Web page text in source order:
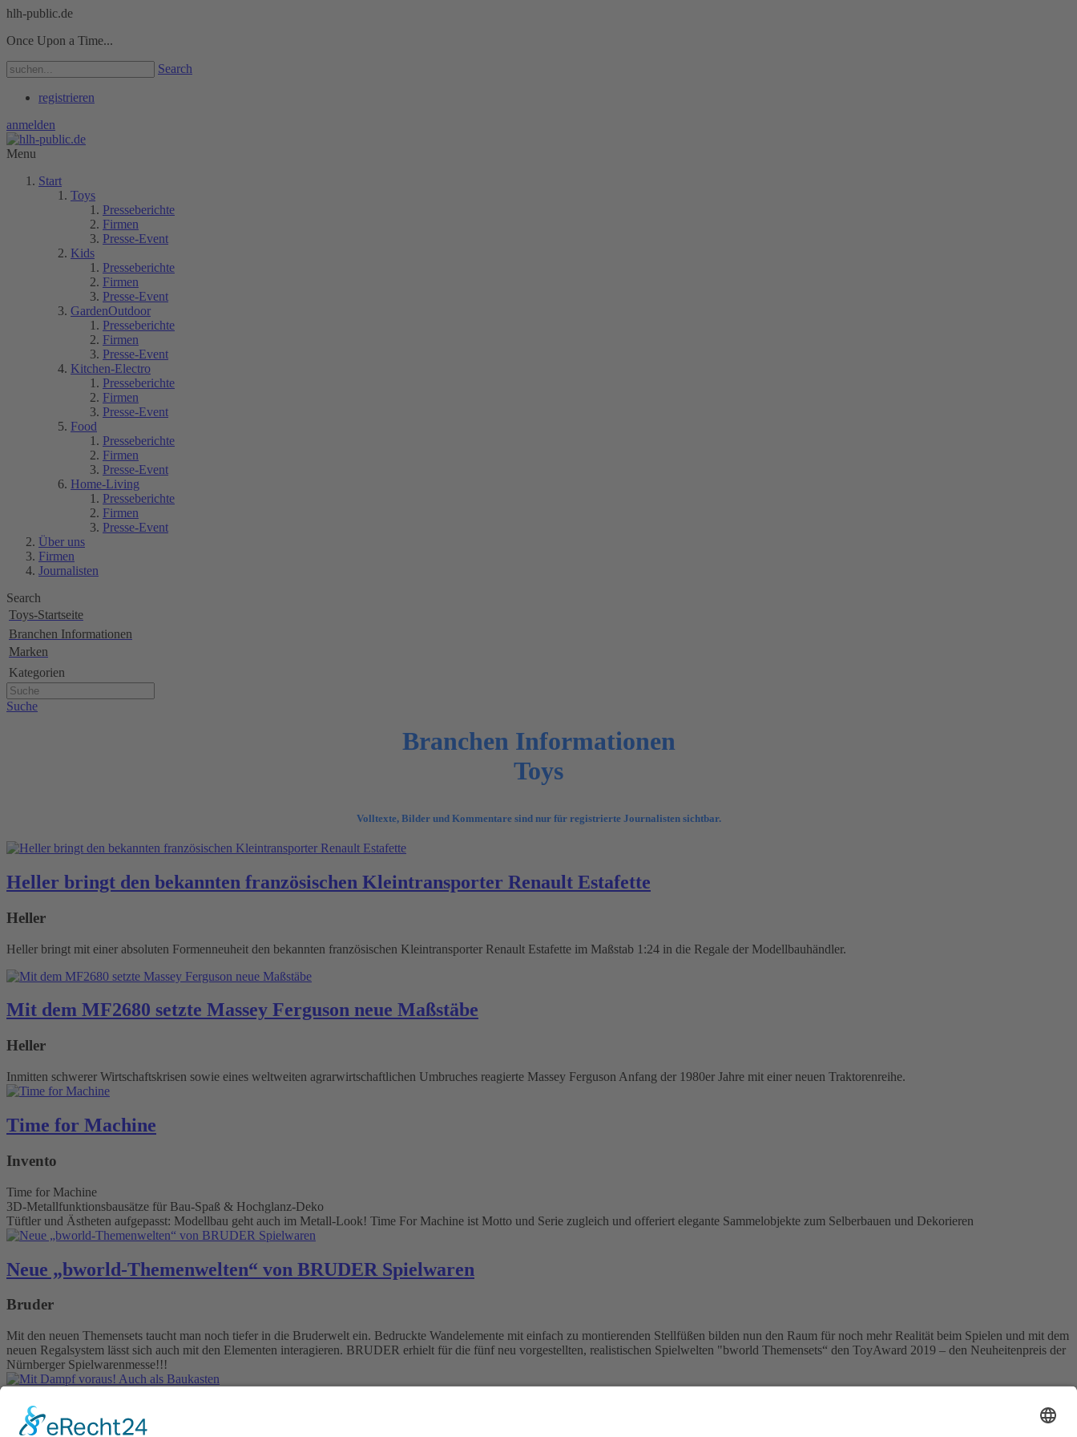
hlh-public.de
Once Upon a Time...
Search
registrieren
anmelden
Menu
Start
Toys
Presseberichte
Firmen
Presse-Event
Kids
Presseberichte
Firmen
Presse-Event
GardenOutdoor
Presseberichte
Firmen
Presse-Event
Kitchen-Electro
Presseberichte
Firmen
Presse-Event
Food
Presseberichte
Firmen
Presse-Event
Home-Living
Presseberichte
Firmen
Presse-Event
Über uns
Firmen
Journalisten
Search
Toys-Startseite
Branchen Informationen
Marken
Kategorien
Suche
Branchen Informationen
Toys
Volltexte, Bilder und Kommentare sind nur für registrierte Journalisten sichtbar.
Heller bringt den bekannten französischen Kleintransporter Renault Estafette
Heller
Heller bringt mit einer absoluten Formenneuheit den bekannten französischen Kleintransporter Renault Estafette im Maßstab 1:24 in die Regale der Modellbauhändler.
Mit dem MF2680 setzte Massey Ferguson neue Maßstäbe
Heller
Inmitten schwerer Wirtschaftskrisen sowie eines weltweiten agrarwirtschaftlichen Umbruches reagierte Massey Ferguson Anfang der 1980er Jahre mit einer neuen Traktorenreihe.
Time for Machine
Invento
Time for Machine
3D-Metallfunktionsbausätze für Bau-Spaß & Hochglanz-Deko
Tüftler und Ästheten aufgepasst: Modellbau geht auch im Metall-Look! Time For Machine ist Motto und Serie zugleich und offeriert elegante Sammelobjekte zum Selberbauen und Dekorieren
Neue „bworld-Themenwelten“ von BRUDER Spielwaren
Bruder
Mit den neuen Themensets taucht man noch tiefer in die Bruderwelt ein. Bedruckte Wandelemente mit einfach zu montierenden Stellfüßen bilden nun den Raum für noch mehr Realität beim Spielen und mit dem
neuen Regalsystem lässt sich auch mit den Elementen interagieren. BRUDER erhielt für die fünf neu vorgestellten, realistischen Spielwelten "bworld Themensets“ den ToyAward 2019 – den Neuheitenpreis der
Nürnberger Spielwarenmesse!!!
Mit Dampf voraus! Auch als Baukasten